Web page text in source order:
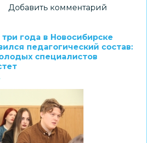
Добавить комментарий
года в Новосибирске
педагогический состав:
специалистов